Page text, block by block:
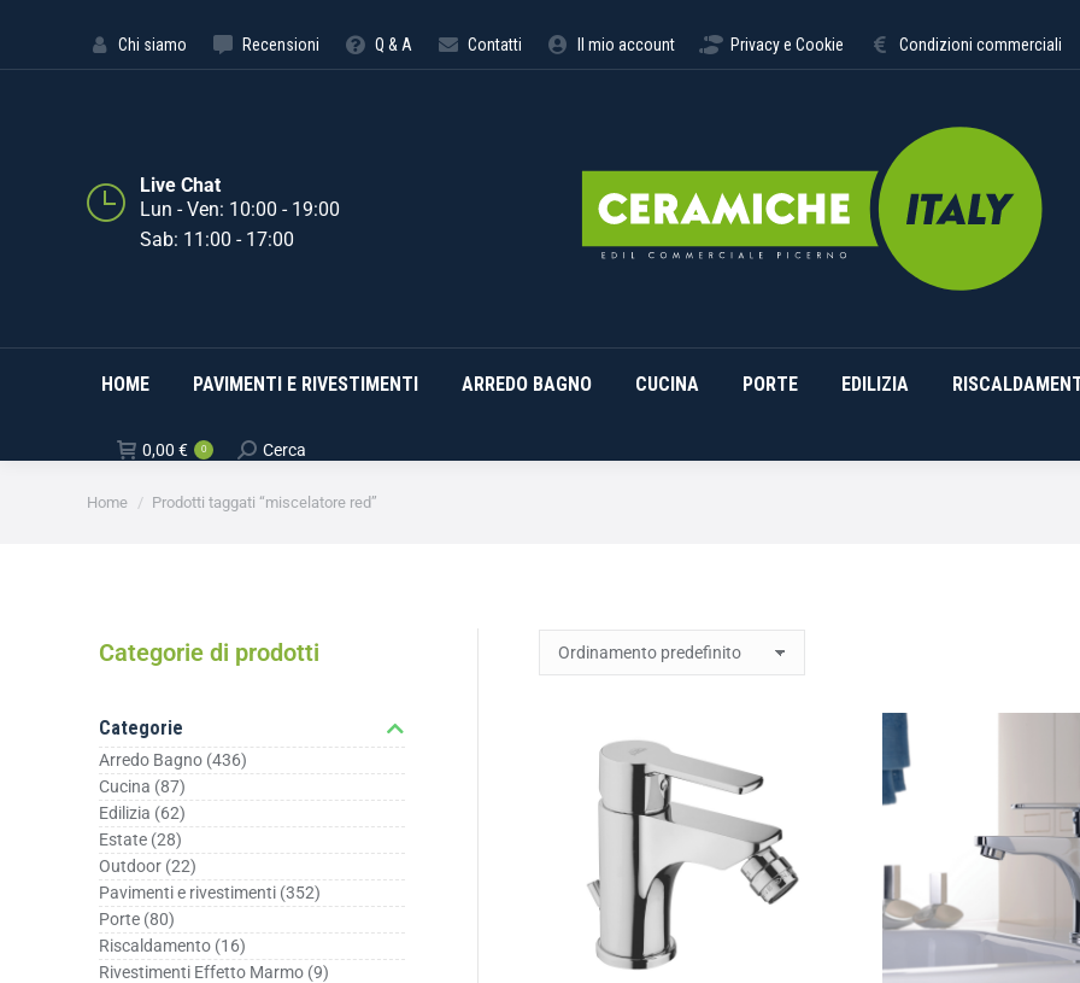
Chi siamo Recensioni Q & A Contatti Il mio account Privacy e Cookie Condizioni commerciali
Live Chat
Lun - Ven: 10:00 - 19:00
Sab: 11:00 - 17:00
HOME PAVIMENTI E RIVESTIMENTI ARREDO BAGNO CUCINA PORTE EDILIZIA
0,00 € 0 Cerca
Tu sei qui:
Home Prodotti taggati “miscelatore red”
Categorie di prodotti
Categorie
Arredo Bagno (436)
Cucina (87)
Edilizia (62)
Estate (28)
Outdoor (22)
Pavimenti e rivestimenti (352)
Porte (80)
Riscaldamento (16)
Rivestimenti Effetto Marmo (9)
HOME PAVIMENTI E RIVESTIMENTI ARREDO BAGNO CUCINA PORTE